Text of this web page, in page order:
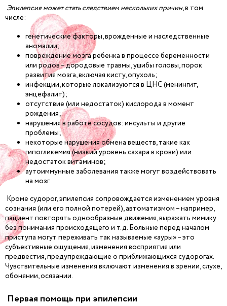
Эпилепсия может стать следствием нескольких причин, в том
числе:
генетические факторы, врожденные и наследственные
аномалии;
повреждение мозга ребенка в процессе беременности
или родов – дородовые травмы, ушибы головы, порок
развития мозга, включая кисту, опухоль;
инфекции, которые локализуются в ЦНС (менингит,
энцефалит);
отсутствие (или недостаток) кислорода в момент
рождения;
нарушения в работе сосудов: инсульты и другие
проблемы;
некоторые нарушения обмена веществ, такие как
гипогликемия (низкий уровень сахара в крови) или
недостаток витаминов;
аутоиммунные заболевания также могут воздействовать
на мозг.
Кроме судорог, эпилепсия сопровождается изменением уровня
сознания (или его полной потерей), автоматизмом – например,
пациент повторять однообразные движения, выражать мимику
без понимания происходящего и т.д. Больные перед началом
приступа могут переживать так называемые «ауры» – это
субъективные ощущения, изменения восприятия или
предвестия, предупреждающие о приближающихся судорогах.
Чувствительные изменения включают изменения в зрении, слухе,
обонянии, осязании.
Первая помощь при эпилепсии